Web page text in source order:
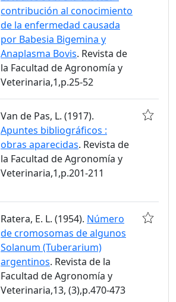
contribución al conocimiento
de la enfermedad causada
por Babesia Bigemina y
Anaplasma Bovis. Revista de
la Facultad de Agronomía y
Veterinaria,1,p.25-52
Van de Pas, L. (1917).
Apuntes bibliográficos :
obras aparecidas. Revista de
la Facultad de Agronomía y
Veterinaria,1,p.201-211
Ratera, E. L. (1954). Número
de cromosomas de algunos
Solanum (Tuberarium)
argentinos. Revista de la
Facultad de Agronomía y
Veterinaria,13, (3),p.470-473